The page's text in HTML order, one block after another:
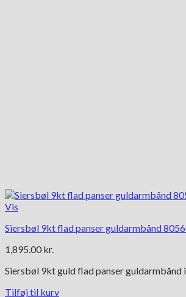
Vis
Siersbøl 9kt flad panser guldarmbånd
1,895.00 kr.
Siersbøl 9kt guld flad panser guldarmbånd
Tilføj til kurv